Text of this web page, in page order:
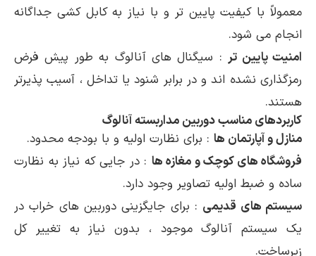
معمولاً با کیفیت پایین تر و با نیاز به کابل کشی جداگانه
انجام می شود.
امنیت پایین تر: سیگنال های آنالوگ به طور پیش فرض
رمزگذاری نشده اند و در برابر شنود یا تداخل ، آسیب پذیرتر
هستند.
کاربردهای مناسب دوربین مداربسته آنالوگ
منازل و آپارتمان ها : برای نظارت اولیه و با بودجه محدود.
فروشگاه های کوچک و مغازه ها : در جایی که نیاز به نظارت
ساده و ضبط اولیه تصاویر وجود دارد.
سیستم های قدیمی : برای جایگزینی دوربین های خراب در
یک سیستم آنالوگ موجود ، بدون نیاز به تغییر کل
زیرساخت.